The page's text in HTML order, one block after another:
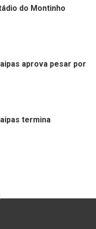
do Montinho
aprova pesar por
termina